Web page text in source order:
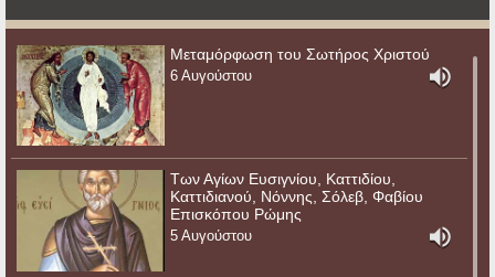
Μεταμόρφωση του Σωτήρος Χριστού
6 Αυγούστου
Των Αγίων Ευσιγνίου, Καττιδίου,
Καττιδιανού, Νόννης, Σόλεβ, Φαβίου
Επισκόπου Ρώμης
5 Αυγούστου